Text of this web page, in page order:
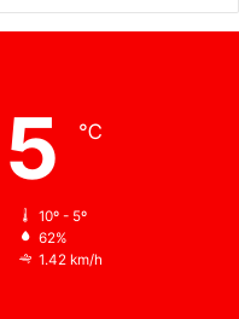
5 ℃
10º - 5º
62%
1.42 km/h